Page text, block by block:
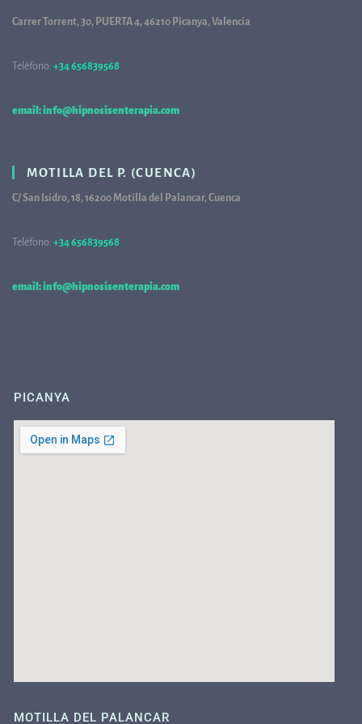
Carrer Torrent, 30, PUERTA 4, 46210 Picanya, Valencia
Teléfono: +34 656839568
email: info@hipnosisenterapia.com
MOTILLA DEL P. (CUENCA)
C/ San Isidro, 18, 16200 Motilla del Palancar, Cuenca
Teléfono: +34 656839568
email: info@hipnosisenterapia.com
PICANYA
MOTILLA DEL PALANCAR